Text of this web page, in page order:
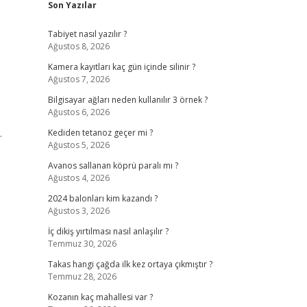
Son Yazılar
Tabiyet nasıl yazılır ?
Ağustos 8, 2026
Kamera kayıtları kaç gün içinde silinir ?
Ağustos 7, 2026
Bilgisayar ağları neden kullanılır 3 örnek ?
Ağustos 6, 2026
Kediden tetanoz geçer mi ?
Ağustos 5, 2026
Avanos sallanan köprü paralı mı ?
Ağustos 4, 2026
2024 balonları kim kazandı ?
Ağustos 3, 2026
İç dikiş yırtılması nasıl anlaşılır ?
Temmuz 30, 2026
Takas hangi çağda ilk kez ortaya çıkmıştır ?
Temmuz 28, 2026
Kozanın kaç mahallesi var ?